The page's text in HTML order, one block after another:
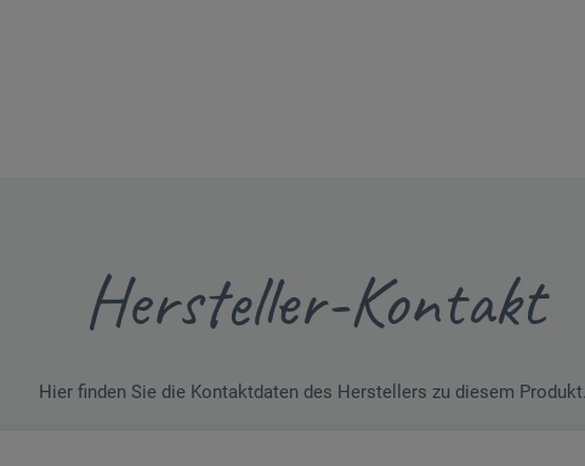
Hersteller-Kontakt
Hier finden Sie die Kontaktdaten des Herstellers zu diesem